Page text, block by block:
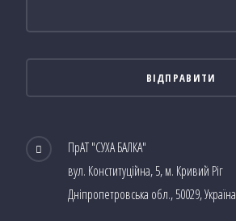
ПрАТ "СУХА БАЛКА"
вул. Конституційна, 5, м. Кривий Ріг
Дніпропетровська обл., 50029, Україна